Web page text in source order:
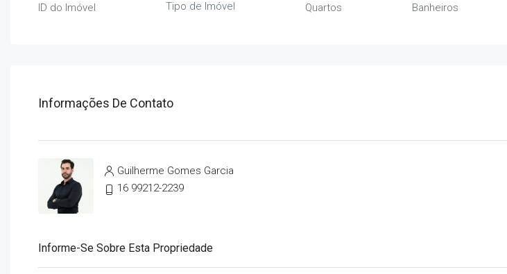
ID do Imóvel Tipo de Imóvel Quartos Banheiros
Informações De Contato
Guilherme Gomes Garcia
16 99212-2239
Informe-Se Sobre Esta Propriedade